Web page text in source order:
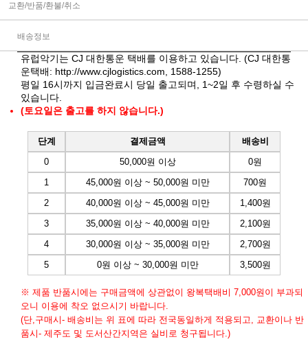
교환/반품/환불/취소
배송정보
유럽악기는 CJ 대한통운 택배를 이용하고 있습니다. (CJ 대한통
운택배: http://www.cjlogistics.com , 1588-1255)
평일 16시까지 입금완료시 당일 출고되며, 1~2일 후 수령하실 수
있습니다.
(토요일은 출고를 하지 않습니다.)
단계 결제금액
배송비
0
50,000원 이상
0원
1
45,000원 이상 ~ 50,000원 미만
700원
2
40,000원 이상 ~ 45,000원 미만
1,400원
3
35,000원 이상 ~ 40,000원 미만
2,100원
4
30,000원 이상 ~ 35,000원 미만
2,700원
5
0원 이상 ~ 30,000원 미만 3,500원
※ 제품 반품시에는 구매금액에 상관없이 왕복택배비 7,000원이 부과되
오니 이용에 착오 없으시기 바랍니다.
(단,구매시- 배송비는 위 표에 따라 전국동일하게 적용되고, 교환이나 반
품시- 제주도 및 도서산간지역은 실비로 청구됩니다.)